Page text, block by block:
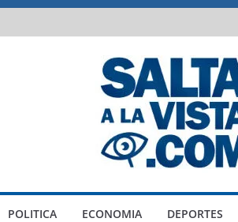
POLITICA ECONOMIA DEPORTES